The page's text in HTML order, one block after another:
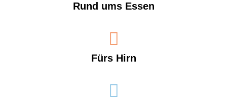
Rund ums Essen
Fürs Hirn